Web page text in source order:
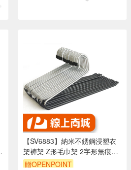
【SV6883】納米不銹鋼浸塑衣
架褲架 Z形毛巾架 2字形無痕衣
架鵝型褲架 單層絲巾架 防滑衣
贈OPENPOINT